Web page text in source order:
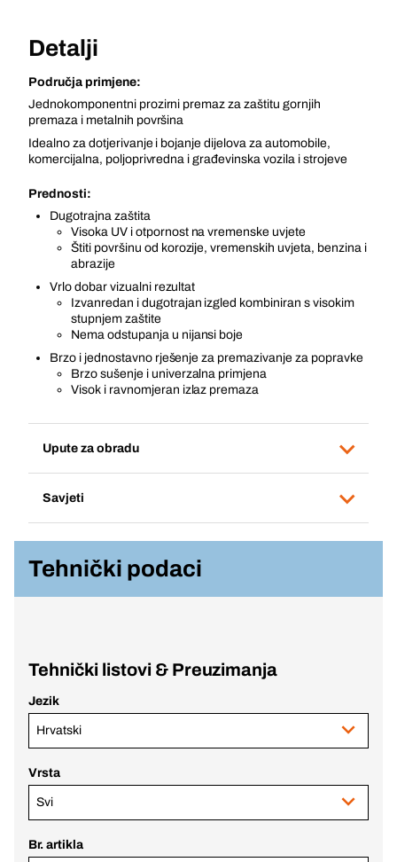
Detalji
Područja primjene:
Jednokomponentni prozirni premaz za zaštitu gornjih
premaza i metalnih površina
Idealno za dotjerivanje i bojanje dijelova za automobile,
komercijalna, poljoprivredna i građevinska vozila i strojeve
Prednosti:
Dugotrajna zaštita
Visoka UV i otpornost na vremenske uvjete
Štiti površinu od korozije, vremenskih uvjeta, benzina i
abrazije
Vrlo dobar vizualni rezultat
Izvanredan i dugotrajan izgled kombiniran s visokim
stupnjem zaštite
Nema odstupanja u nijansi boje
Brzo i jednostavno rješenje za premazivanje za popravke
Brzo sušenje i univerzalna primjena
Visok i ravnomjeran izlaz premaza
Upute za obradu
Savjeti
Tehnički podaci
Tehnički listovi & Preuzimanja
Jezik
Hrvatski
Vrsta
Svi
Br. artikla